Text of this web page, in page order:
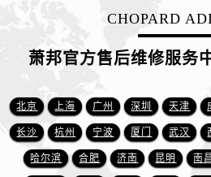
CHOPARD
萧邦官方售后维修服务
北京 上海 广州 深圳 天津
长沙 杭州 宁波 厦门 武汉
哈尔滨 合肥 济南 昆明 南